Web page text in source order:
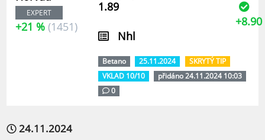
EXPERT
+21 % (1451)
1.89
Nhl
+8.90
Betano 25.11.2024
SKRYTÝ TIP
VKLAD 10/10
přidáno 24.11.2024 10:03
0
24.11.2024